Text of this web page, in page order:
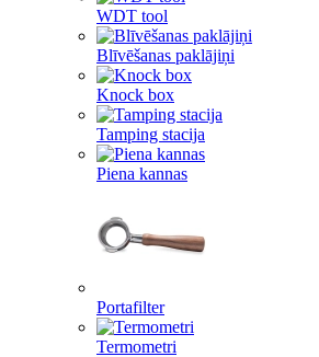
WDT tool
Blīvēšanas paklājiņi
Knock box
Tamping stacija
Piena kannas
Portafilter
Termometri